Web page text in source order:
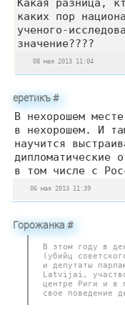
Какая разница,
каких пор
ученого-
значение????
08 мая 2013 11:04
еретикъ#
В нехорошем
в нехорошем. И
научится
дипломатические
в том числе с
06 мая 2013 11:39
Горожанка#
В этом году в
(убийц
и депутаты
Latvijai,
центре Риги и в
свое поведение